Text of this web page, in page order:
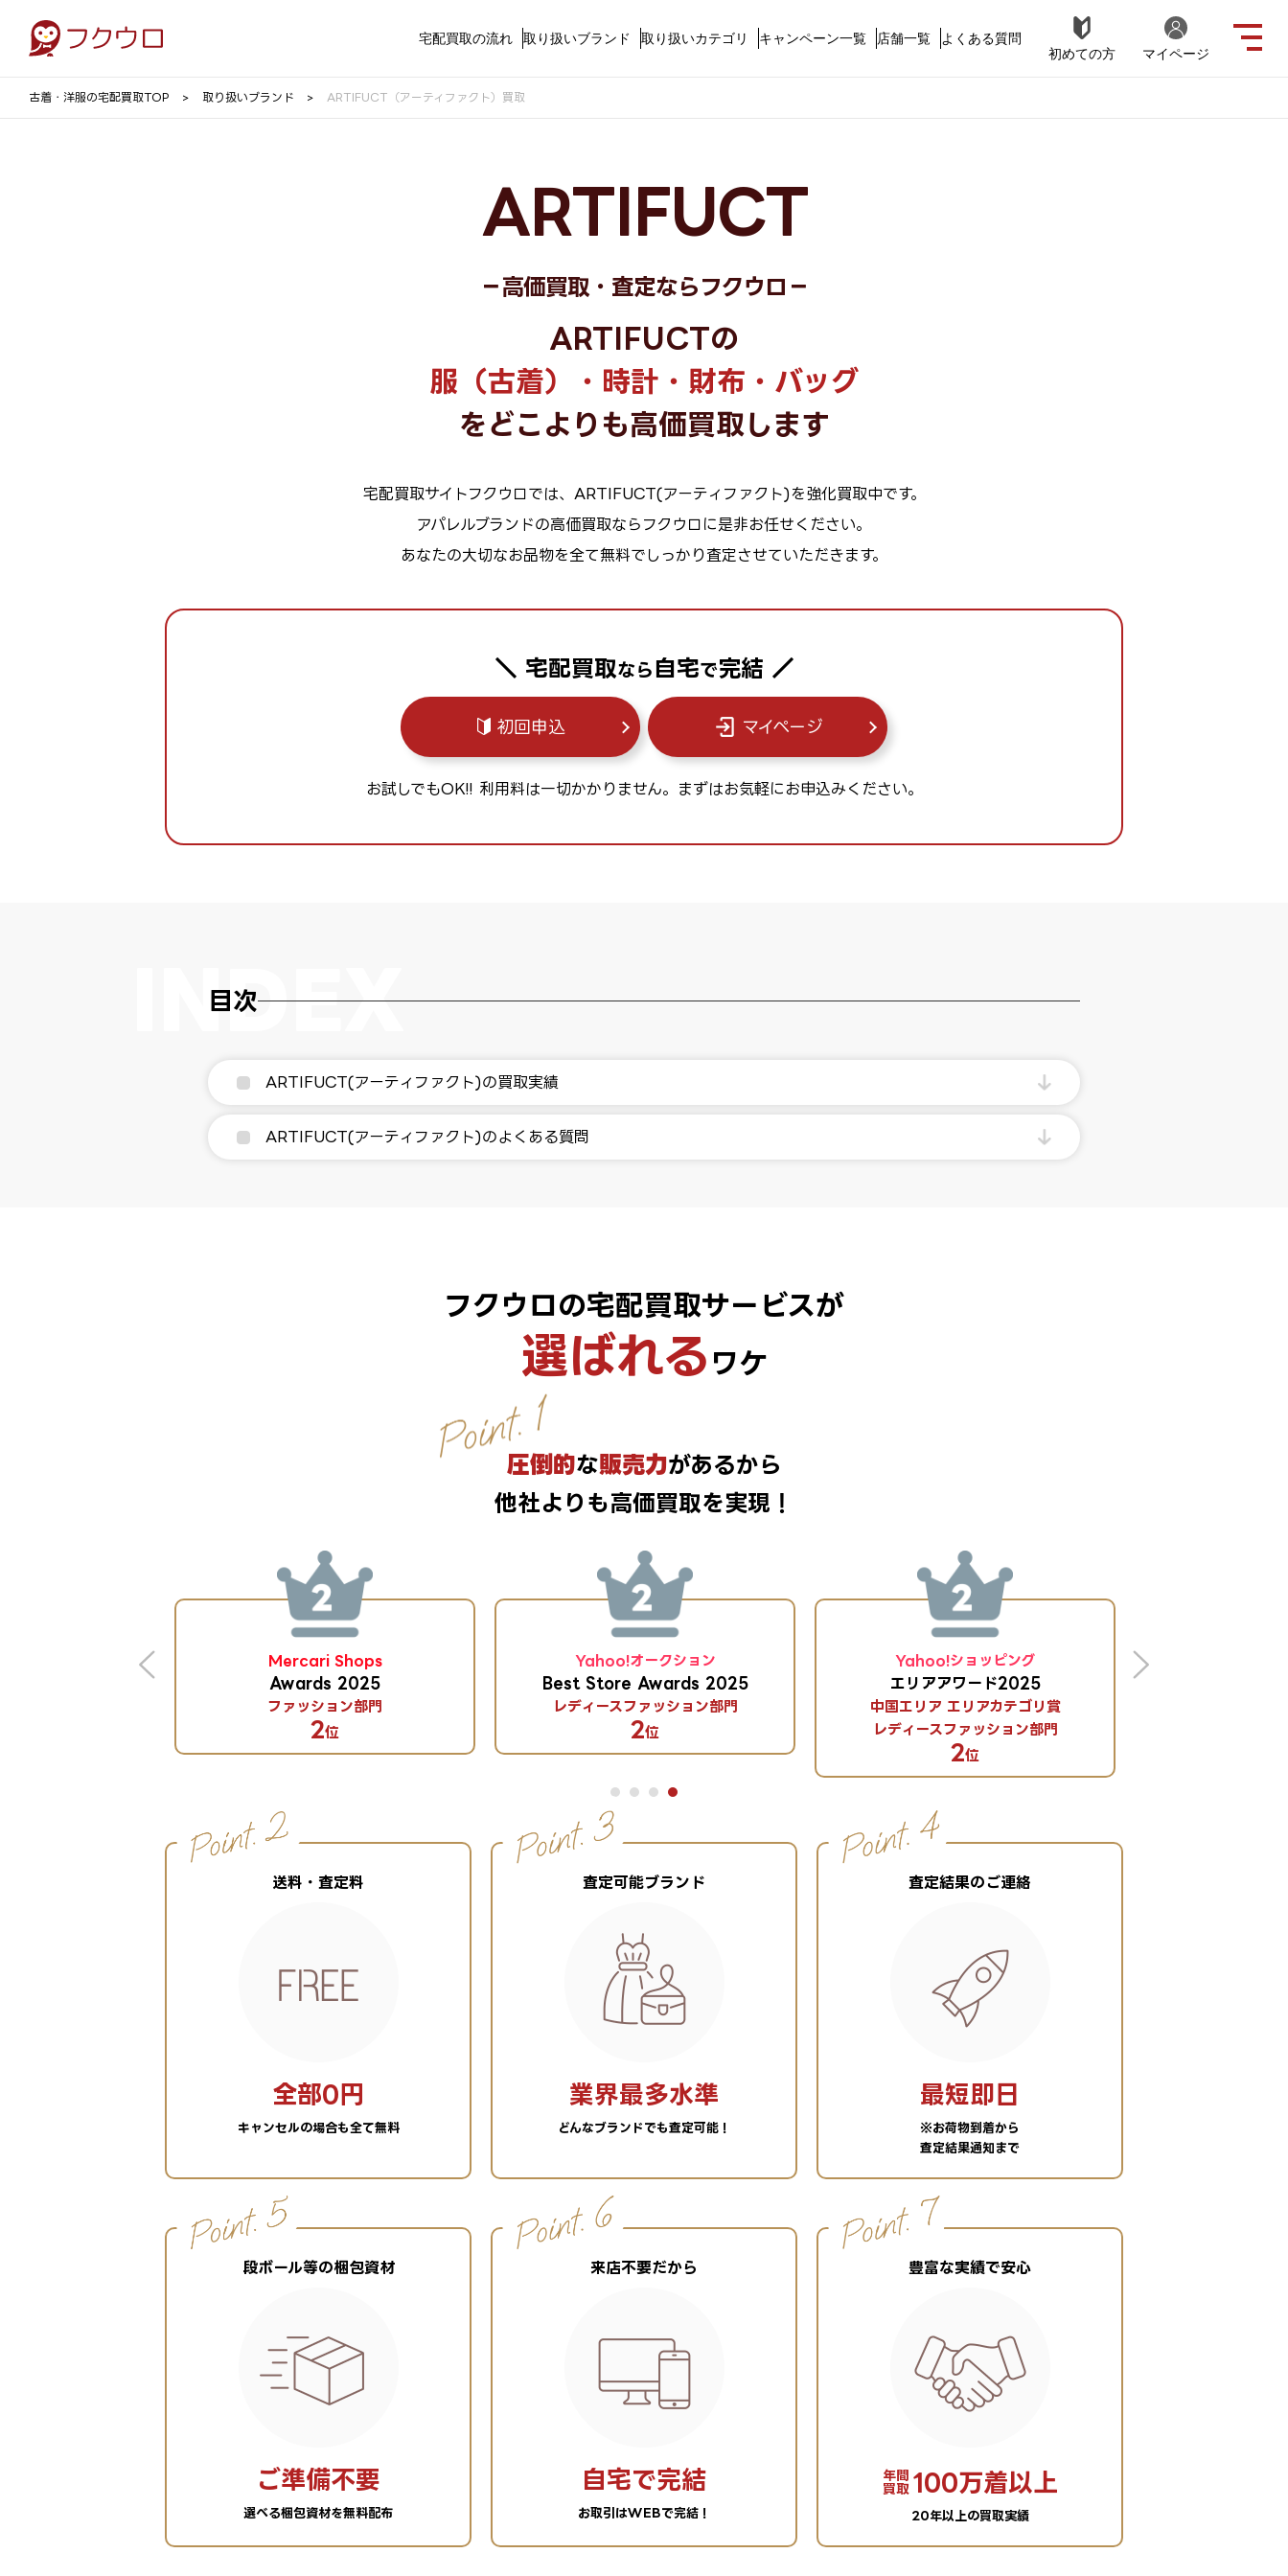
宅配買取の流れ 取り扱いブランド 取り扱いカテゴリ キャンペーン一覧 店舗一覧
よくある質問
初めての方
マイページ
古着・洋服の宅配買取TOP 取り扱いブランド ARTIFUCT（アーティファクト）買取
ARTIFUCT
－高価買取・査定ならフクウロ－
ARTIFUCTの
服（古着）・時計・財布・バッグ
をどこよりも高価買取します
宅配買取サイトフクウロでは、ARTIFUCT(アーティファクト)を強化買取中です。
アパレルブランドの高価買取ならフクウロに是非お任せください。
あなたの大切なお品物を全て無料でしっかり査定させていただきます。
＼ 宅配買取なら自宅で完結 ／
初回申込 マイページ
お試しでもOK!! 利用料は一切かかりません。 まずはお気軽にお申込みください。
目次
ARTIFUCT(アーティファクト)の買取実績
ARTIFUCT(アーティファクト)のよくある質問
フクウロの宅配買取サービスが
選ばれる ワケ
圧倒的な販売力があるから
他社よりも高価買取を実現！
Mercari Shops
Awards 2025
ファッション部門
2位
Yahoo!オークション
Best Store Awards 2025
レディースファッション部門
2位
Yahoo!ショッピング
エリアアワード2025
中国エリア エリアカテゴリ賞
レディースファッション部門
2位
送料・査定料
全部0円
キャンセルの場合も全て無料
査定可能ブランド
業界最多水準
どんなブランドでも査定可能！
査定結果のご連絡
最短即日
※お荷物到着から
査定結果通知まで
段ボール等の梱包資材
ご準備不要
選べる梱包資材を無料配布
来店不要だから
自宅で完結
お取引はWEBで完結！
豊富な実績で安心
年間
買取 100万着以上
20年以上の買取実績